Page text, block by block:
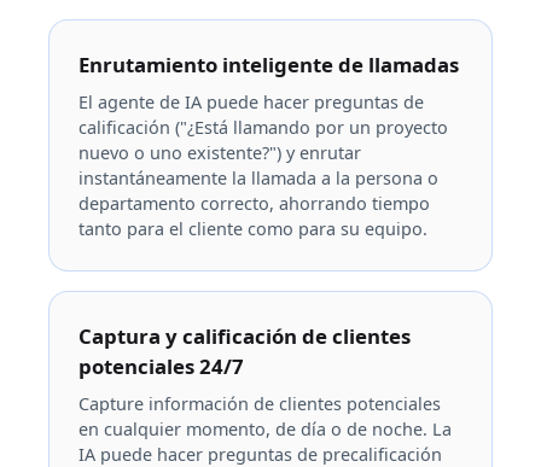
Enrutamiento inteligente de llamadas
El agente de IA puede hacer preguntas de
calificación ("¿Está llamando por un proyecto
nuevo o uno existente?") y enrutar
instantáneamente la llamada a la persona o
departamento correcto, ahorrando tiempo
tanto para el cliente como para su equipo.
Captura y calificación de clientes
potenciales 24/7
Capture información de clientes potenciales
en cualquier momento, de día o de noche. La
IA puede hacer preguntas de precalificación